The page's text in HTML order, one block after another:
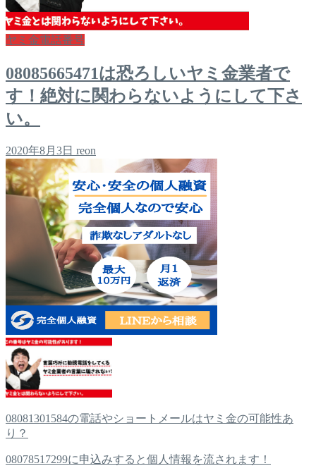
ヤミ金電話番号
08085665471は恐ろしいヤミ金業者で
す！絶対に関わらないようにして下さ
い。
2020年8月3日 reon
08081301584の電話やショートメールはヤミ金の可能性あ
り？
08078517299に申込みすると個人情報を流されます！